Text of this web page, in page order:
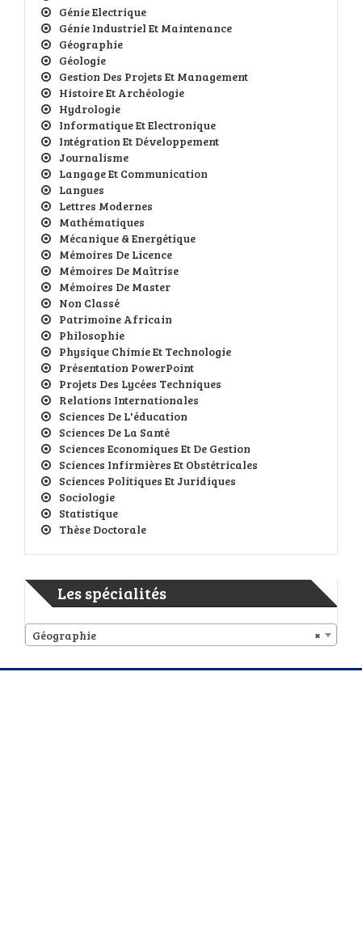
Génie Electrique
Génie Industriel Et Maintenance
Géographie
Géologie
Gestion Des Projets Et Management
Histoire Et Archéologie
Hydrologie
Informatique Et Electronique
Intégration Et Développement
Journalisme
Langage Et Communication
Langues
Lettres Modernes
Mathématiques
Mécanique & Energétique
Mémoires De Licence
Mémoires De Maîtrise
Mémoires De Master
Non Classé
Patrimoine Africain
Philosophie
Physique Chimie Et Technologie
Présentation PowerPoint
Projets Des Lycées Techniques
Relations Internationales
Sciences De L'éducation
Sciences De La Santé
Sciences Economiques Et De Gestion
Sciences Infirmières Et Obstétricales
Sciences Politiques Et Juridiques
Sociologie
Statistique
Thèse Doctorale
Les spécialités
×
Géographie